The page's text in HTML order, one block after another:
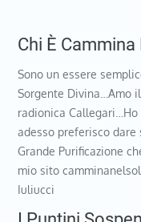
Chi È Cammina
Sono un essere
Sorgente Divina…Amo
radionica
adesso preferisco
Grande Purificazione
mio sito
Iuliucci